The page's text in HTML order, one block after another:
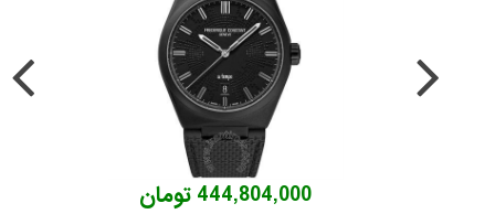
444,804,000 تومان